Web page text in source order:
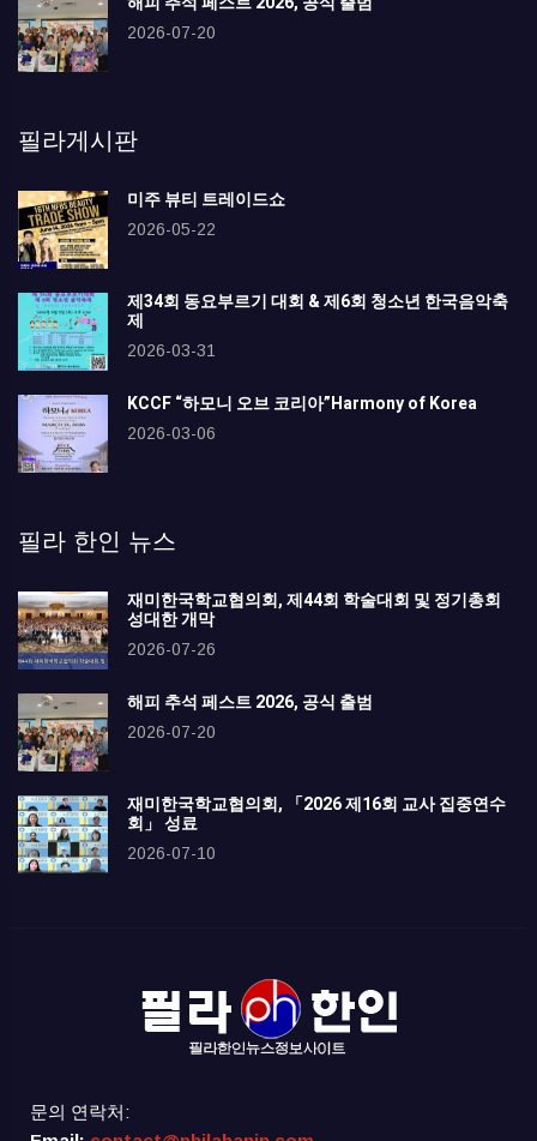
2026-07-20
필라게시판
미주 뷰티 트레이드쇼
2026-05-22
제34회 동요부르기 대회 & 제6회 청소년 한국음악축
제
2026-03-31
KCCF “하모니 오브 코리아”Harmony of Korea
2026-03-06
필라 한인 뉴스
재미한국학교협의회, 제44회 학술대회 및 정기총회
성대한 개막
2026-07-26
해피 추석 페스트 2026, 공식 출범
2026-07-20
재미한국학교협의회, 「2026 제16회 교사 집중연수
회」 성료
2026-07-10
문의 연락처: